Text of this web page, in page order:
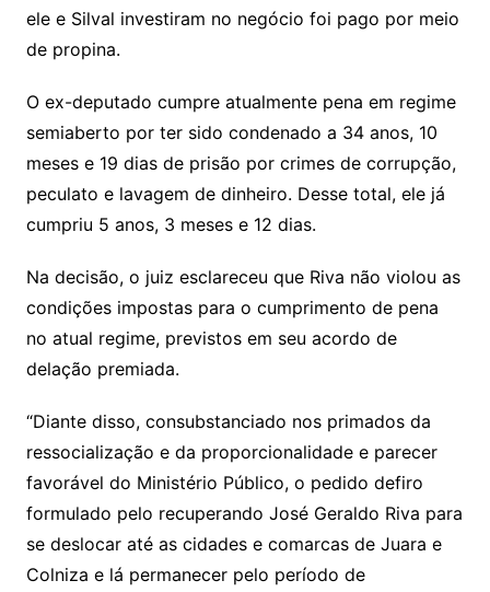
ele e Silval investiram no negócio foi pago por meio
de propina.
O ex-deputado cumpre atualmente pena em regime
semiaberto por ter sido condenado a 34 anos, 10
meses e 19 dias de prisão por crimes de corrupção,
peculato e lavagem de dinheiro. Desse total, ele já
cumpriu 5 anos, 3 meses e 12 dias.
Na decisão, o juiz esclareceu que Riva não violou as
condições impostas para o cumprimento de pena
no atual regime, previstos em seu acordo de
delação premiada.
“Diante disso, consubstanciado nos primados da
ressocialização e da proporcionalidade e parecer
favorável do Ministério Público, o pedido defiro
formulado pelo recuperando José Geraldo Riva para
se deslocar até as cidades e comarcas de Juara e
Colniza e lá permanecer pelo período de